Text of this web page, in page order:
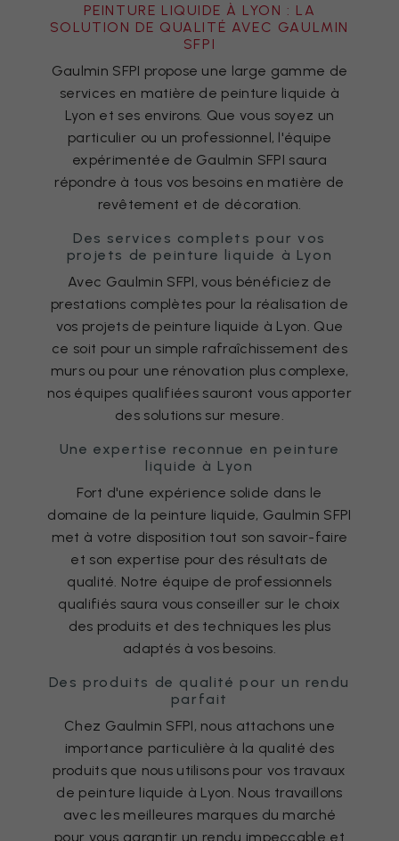
PEINTURE LIQUIDE À LYON : LA
SOLUTION DE QUALITÉ AVEC GAULMIN
SFPI
Gaulmin SFPI propose une large gamme de
services en matière de peinture liquide à
Lyon et ses environs. Que vous soyez un
particulier ou un professionnel, l'équipe
expérimentée de Gaulmin SFPI saura
répondre à tous vos besoins en matière de
revêtement et de décoration.
Des services complets pour vos
projets de peinture liquide à Lyon
Avec Gaulmin SFPI, vous bénéficiez de
prestations complètes pour la réalisation de
vos projets de peinture liquide à Lyon. Que
ce soit pour un simple rafraîchissement des
murs ou pour une rénovation plus complexe,
nos équipes qualifiées sauront vous apporter
des solutions sur mesure.
Une expertise reconnue en peinture
liquide à Lyon
Fort d'une expérience solide dans le
domaine de la peinture liquide, Gaulmin SFPI
met à votre disposition tout son savoir-faire
et son expertise pour des résultats de
qualité. Notre équipe de professionnels
qualifiés saura vous conseiller sur le choix
des produits et des techniques les plus
adaptés à vos besoins.
Des produits de qualité pour un rendu
parfait
Chez Gaulmin SFPI, nous attachons une
importance particulière à la qualité des
produits que nous utilisons pour vos travaux
de peinture liquide à Lyon. Nous travaillons
avec les meilleures marques du marché
pour vous garantir un rendu impeccable et